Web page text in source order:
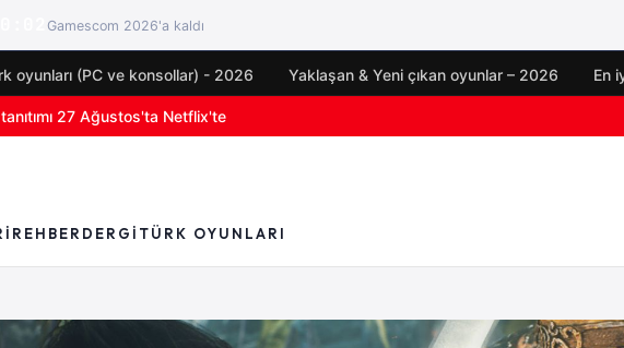
Gamescom 2026'a kaldı
oyunları (PC ve konsollar) - 2026 Yaklaşan & Yeni çıkan oyunlar – 2026 En
Con 2026 tüm oyun duyuruları
REHBER DERGI TÜRK OYUNLARI